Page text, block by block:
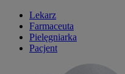
Lekarz
Farmaceuta
Pielęgniarka
Pacjent